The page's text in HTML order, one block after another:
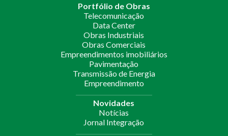
Portfólio de Obras
Telecomunicação
Data Center
Obras Industriais
Obras Comerciais
Empreendimentos imobiliários
Pavimentação
Transmissão de Energia
Empreendimento
Novidades
Notícias
Jornal Integração